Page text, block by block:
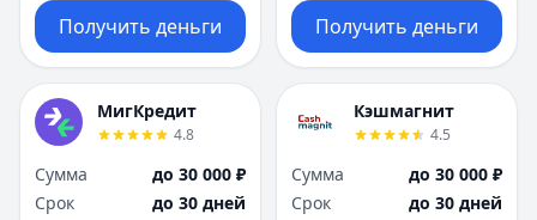
Получить деньги Получить деньги
МигКредит
4.8
Сумма
до 30 000 ₽
Срок
до 30 дней
Кэшмагнит
4.5
Сумма
до 30 000 ₽
Срок
до 30 дней